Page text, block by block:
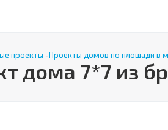
проекты -Проекты домов по площади в
дома 7*7 из